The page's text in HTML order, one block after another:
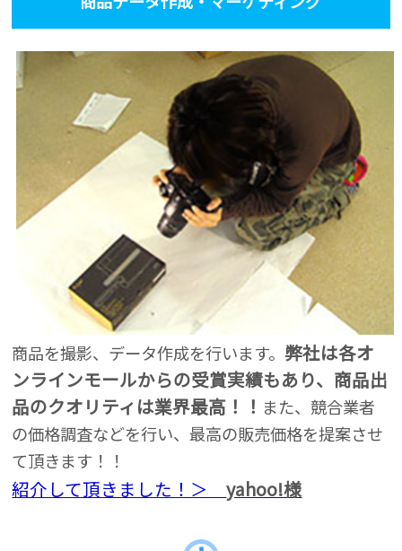
商品を撮影、データ作成を行います。 弊社は各オ
ンラインモールからの受賞実績もあり、商品出
品のクオリティは業界最高！！ また、競合業者
の価格調査などを行い、最高の販売価格を提案させ
て頂きます！！
紹介して頂きました！＞yahoo!様